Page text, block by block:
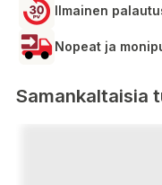
Ilmainen
Nopeat ja
Samankaltaisia